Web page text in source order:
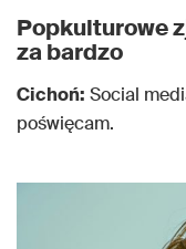
Popkulturowe
za bardzo
Cichoń: Social
poświęcam.